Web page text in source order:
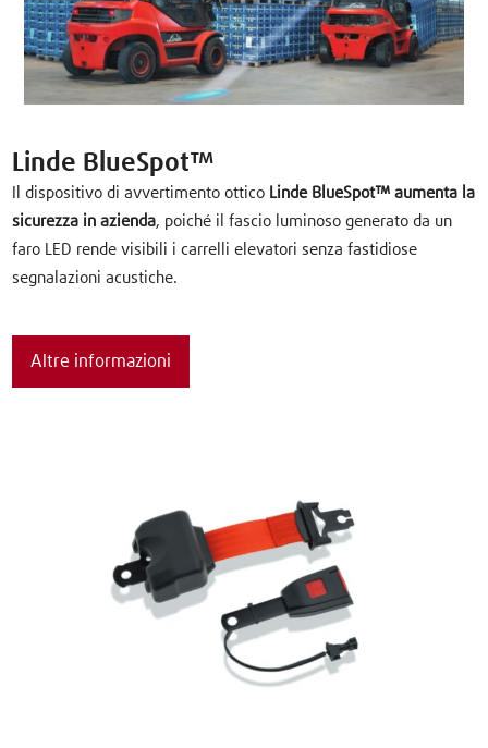
Linde BlueSpot™
Il dispositivo di avvertimento ottico Linde BlueSpot™ aumenta la
sicurezza in azienda, poiché il fascio luminoso generato da un
faro LED rende visibili i carrelli elevatori senza fastidiose
segnalazioni acustiche.
Altre informazioni